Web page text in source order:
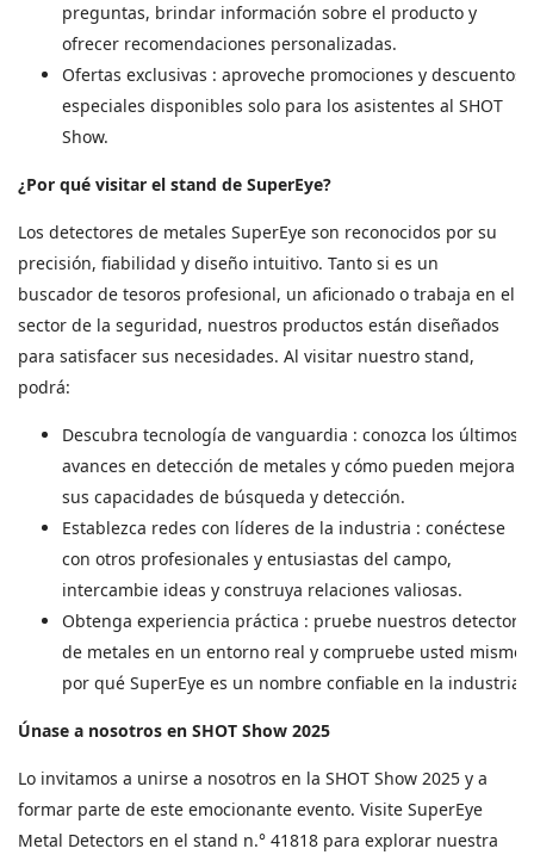
preguntas, brindar información sobre el producto y
ofrecer recomendaciones personalizadas.
Ofertas exclusivas : aproveche promociones y descuentos
especiales disponibles solo para los asistentes al SHOT
Show.
¿Por qué visitar el stand de SuperEye?
Los detectores de metales SuperEye son reconocidos por su
precisión, fiabilidad y diseño intuitivo. Tanto si es un
buscador de tesoros profesional, un aficionado o trabaja en el
sector de la seguridad, nuestros productos están diseñados
para satisfacer sus necesidades. Al visitar nuestro stand,
podrá:
Descubra tecnología de vanguardia : conozca los últimos
avances en detección de metales y cómo pueden mejorar
sus capacidades de búsqueda y detección.
Establezca redes con líderes de la industria : conéctese
con otros profesionales y entusiastas del campo,
intercambie ideas y construya relaciones valiosas.
Obtenga experiencia práctica : pruebe nuestros
de metales en un entorno real y compruebe usted mismo
por qué SuperEye es un nombre confiable en la industria.
Únase a nosotros en SHOT Show 2025
Lo invitamos a unirse a nosotros en la SHOT Show 2025 y a
formar parte de este emocionante evento. Visite SuperEye
Metal Detectors en el stand n.° 41818 para explorar nuestra